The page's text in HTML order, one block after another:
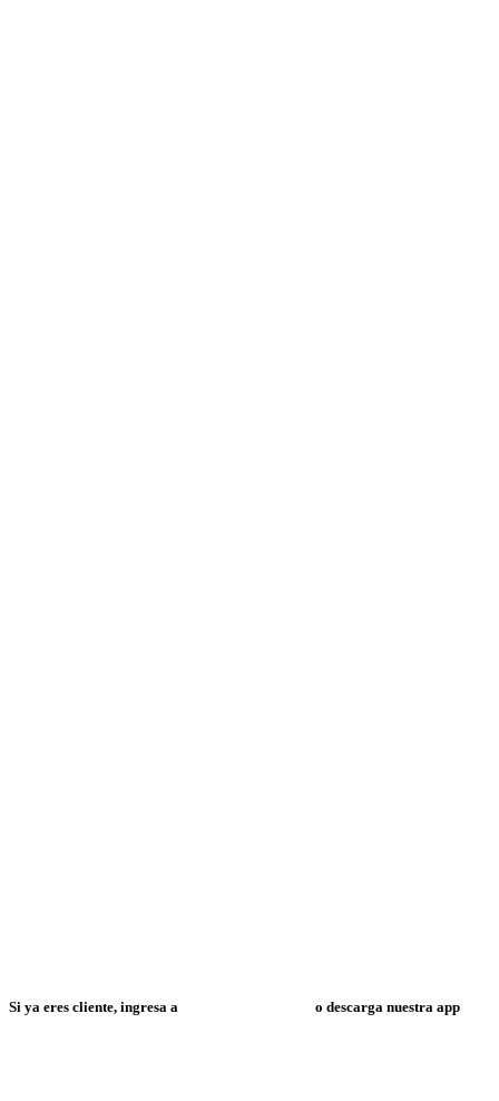
Si ya eres cliente, ingresa a o descarga nuestra app